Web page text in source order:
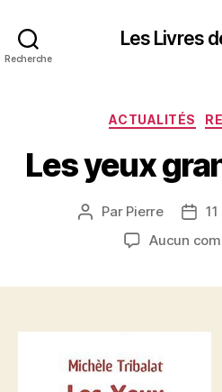
Recherche
Les Livres
ACTUALITÉS
Les yeux
Auteur
l’article
Par Pierre
Date
Aucun